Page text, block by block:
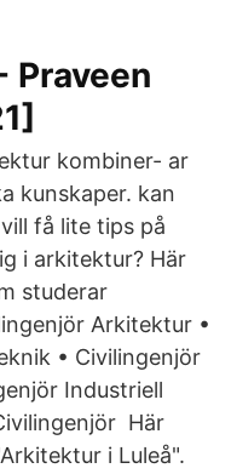
Praveen
kombiner- ar
kunskaper. kan
få lite tips på
i arkitektur? Här
studerar
Arkitektur •
• Civilingenjör
Industriell
Här
i Luleå".